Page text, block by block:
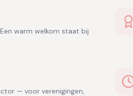
warm welkom staat bij
— voor verenigingen,